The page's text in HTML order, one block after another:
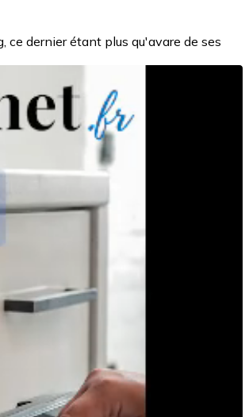
ce dernier étant plus qu'avare de ses